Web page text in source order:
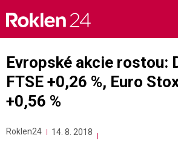
content
Evropské akcie rostou:
FTSE +0,26 %, Euro
+0,56 %
Roklen24 14. 8. 2018